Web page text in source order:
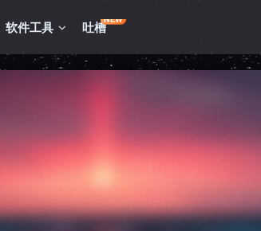
软件工具 吐槽NEW